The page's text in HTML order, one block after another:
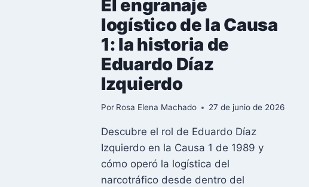
El engranaje
logístico de la Causa
1: la historia de
Eduardo Díaz
Izquierdo
Por Rosa Elena Machado 27 de junio de 2026
Descubre el rol de Eduardo Díaz
Izquierdo en la Causa 1 de 1989 y
cómo operó la logística del
narcotráfico desde dentro del